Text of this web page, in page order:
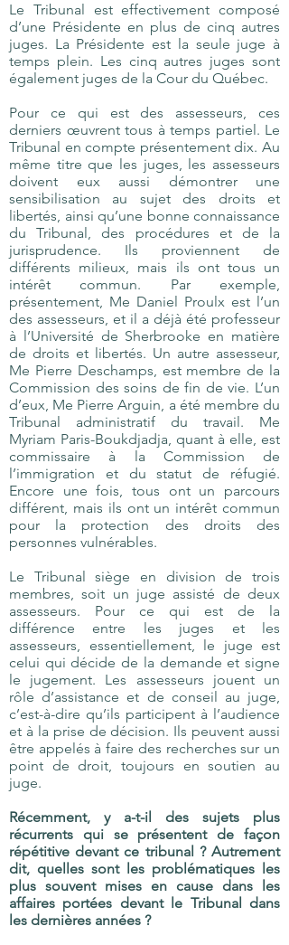
Le Tribunal est effectivement composé
d’une Présidente en plus de cinq autres
juges. La Présidente est la seule juge à
temps plein. Les cinq autres juges sont
également juges de la Cour du Québec.
Pour ce qui est des assesseurs, ces
derniers œuvrent tous à temps partiel. Le
Tribunal en compte présentement dix. Au
même titre que les juges, les assesseurs
doivent eux aussi démontrer une
sensibilisation au sujet des droits et
libertés, ainsi qu’une bonne connaissance
du Tribunal, des procédures et de la
jurisprudence. Ils proviennent de
différents milieux, mais ils ont tous un
intérêt commun. Par exemple,
présentement, Me Daniel Proulx est l’un
des assesseurs, et il a déjà été professeur
à l’Université de Sherbrooke en matière
de droits et libertés. Un autre assesseur,
Me Pierre Deschamps, est membre de la
Commission des soins de fin de vie. L’un
d’eux, Me Pierre Arguin, a été membre du
Tribunal administratif du travail. Me
Myriam Paris-Boukdjadja, quant à elle, est
commissaire à la Commission de
l’immigration et du statut de réfugié.
Encore une fois, tous ont un parcours
différent, mais ils ont un intérêt commun
pour la protection des droits des
personnes vulnérables.
Le Tribunal siège en division de trois
membres, soit un juge assisté de deux
assesseurs. Pour ce qui est de la
différence entre les juges et les
assesseurs, essentiellement, le juge est
celui qui décide de la demande et signe
le jugement. Les assesseurs jouent un
rôle d’assistance et de conseil au juge,
c’est-à-dire qu’ils participent à l’audience
et à la prise de décision. Ils peuvent aussi
être appelés à faire des recherches sur un
point de droit, toujours en soutien au
juge.
Récemment, y a-t-il des sujets plus
récurrents qui se présentent de façon
répétitive devant ce tribunal ? Autrement
dit, quelles sont les problématiques les
plus souvent mises en cause dans les
affaires portées devant le Tribunal dans
les dernières années ?